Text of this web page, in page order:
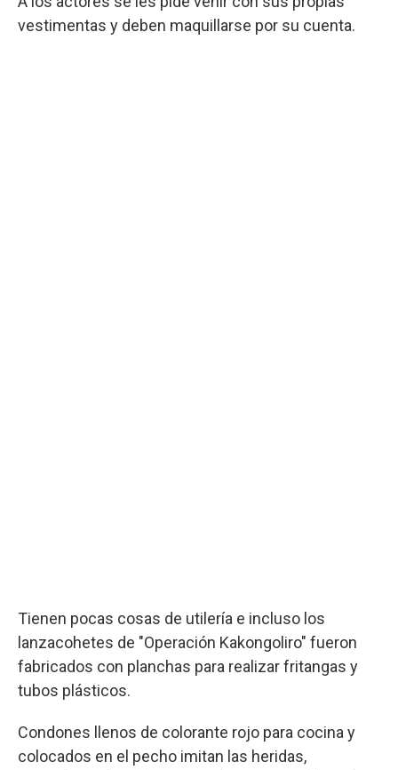
vestimentas y deben maquillarse por su cuenta.
Tienen pocas cosas de utilería e incluso los
lanzacohetes de "Operación Kakongoliro" fueron
fabricados con planchas para realizar fritangas y
tubos plásticos.
Condones llenos de colorante rojo para cocina y
colocados en el pecho imitan las heridas,